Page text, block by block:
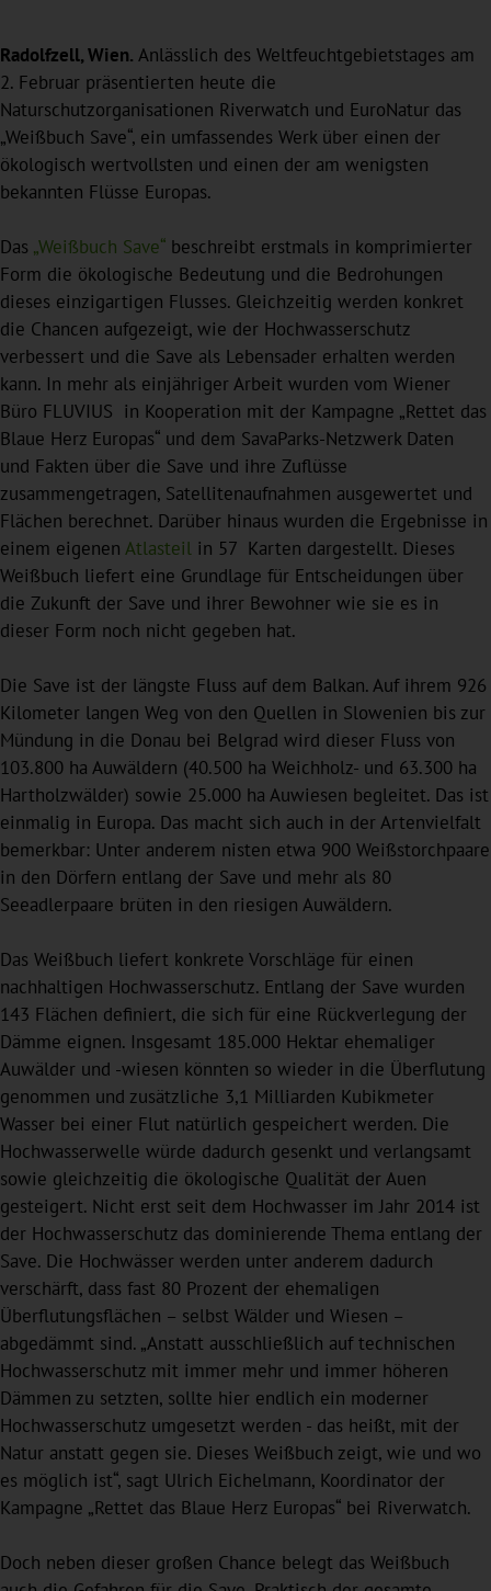
Radolfzell, Wien. Anlässlich des Weltfeuchtgebietstages am
2. Februar präsentierten heute die
Naturschutzorganisationen Riverwatch und EuroNatur das
„Weißbuch Save“, ein umfassendes Werk über einen der
ökologisch wertvollsten und einen der am wenigsten
bekannten Flüsse Europas.
Das „Weißbuch Save“ beschreibt erstmals in komprimierter
Form die ökologische Bedeutung und die Bedrohungen
dieses einzigartigen Flusses. Gleichzeitig werden konkret
die Chancen aufgezeigt, wie der Hochwasserschutz
verbessert und die Save als Lebensader erhalten werden
kann. In mehr als einjähriger Arbeit wurden vom Wiener
Büro FLUVIUS in Kooperation mit der Kampagne „Rettet das
Blaue Herz Europas“ und dem SavaParks-Netzwerk Daten
und Fakten über die Save und ihre Zuflüsse
zusammengetragen, Satellitenaufnahmen ausgewertet und
Flächen berechnet. Darüber hinaus wurden die Ergebnisse in
einem eigenen Atlasteil in 57 Karten dargestellt. Dieses
Weißbuch liefert eine Grundlage für Entscheidungen über
die Zukunft der Save und ihrer Bewohner wie sie es in
dieser Form noch nicht gegeben hat.
Die Save ist der längste Fluss auf dem Balkan. Auf ihrem 926
Kilometer langen Weg von den Quellen in Slowenien bis zur
Mündung in die Donau bei Belgrad wird dieser Fluss von
103.800 ha Auwäldern (40.500 ha Weichholz- und 63.300 ha
Hartholzwälder) sowie 25.000 ha Auwiesen begleitet. Das ist
einmalig in Europa. Das macht sich auch in der Artenvielfalt
bemerkbar: Unter anderem nisten etwa 900 Weißstorchpaare
in den Dörfern entlang der Save und mehr als 80
Seeadlerpaare brüten in den riesigen Auwäldern.
Das Weißbuch liefert konkrete Vorschläge für einen
nachhaltigen Hochwasserschutz. Entlang der Save wurden
143 Flächen definiert, die sich für eine Rückverlegung der
Dämme eignen. Insgesamt 185.000 Hektar ehemaliger
Auwälder und -wiesen könnten so wieder in die Überflutung
genommen und zusätzliche 3,1 Milliarden Kubikmeter
Wasser bei einer Flut natürlich gespeichert werden. Die
Hochwasserwelle würde dadurch gesenkt und verlangsamt
sowie gleichzeitig die ökologische Qualität der Auen
gesteigert. Nicht erst seit dem Hochwasser im Jahr 2014 ist
der Hochwasserschutz das dominierende Thema entlang der
Save. Die Hochwässer werden unter anderem dadurch
verschärft, dass fast 80 Prozent der ehemaligen
Überflutungsflächen – selbst Wälder und Wiesen –
abgedämmt sind. „Anstatt ausschließlich auf technischen
Hochwasserschutz mit immer mehr und immer höheren
Dämmen zu setzten, sollte hier endlich ein moderner
Hochwasserschutz umgesetzt werden - das heißt, mit der
Natur anstatt gegen sie. Dieses Weißbuch zeigt, wie und wo
es möglich ist“, sagt Ulrich Eichelmann, Koordinator der
Kampagne „Rettet das Blaue Herz Europas“ bei Riverwatch.
Doch neben dieser großen Chance belegt das Weißbuch